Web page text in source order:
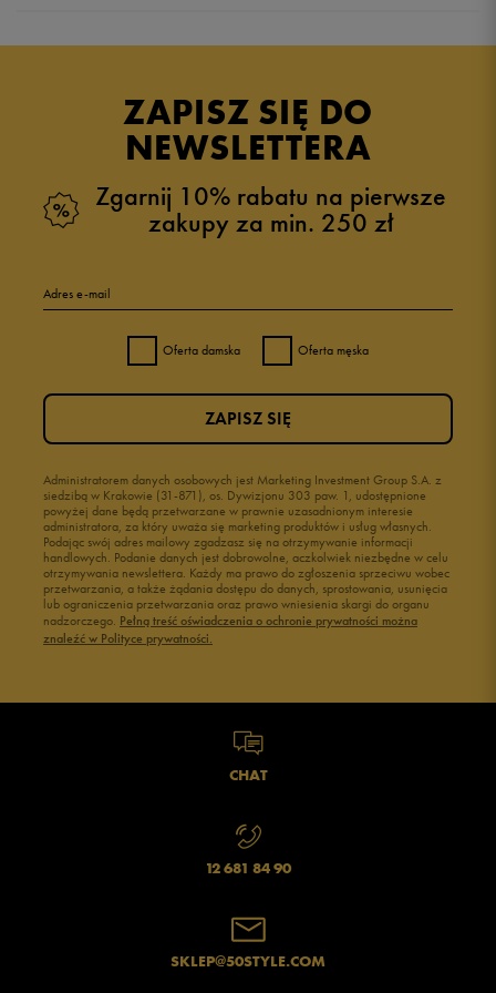
ZAPISZ SIĘ DO
NEWSLETTERA
Zgarnij 10% rabatu na pierwsze
zakupy za min. 250 zł
Adres e-mail
Oferta damska Oferta męska
Administratorem danych osobowych jest Marketing Investment Group S.A. z
siedzibą w Krakowie (31-871), os. Dywizjonu 303 paw. 1, udostępnione
powyżej dane będą przetwarzane w prawnie uzasadnionym interesie
administratora, za który uważa się marketing produktów i usług własnych.
Podając swój adres mailowy zgadzasz się na otrzymywanie informacji
handlowych. Podanie danych jest dobrowolne, aczkolwiek niezbędne w celu
otrzymywania newslettera. Każdy ma prawo do zgłoszenia sprzeciwu wobec
przetwarzania, a także żądania dostępu do danych, sprostowania, usunięcia
lub ograniczenia przetwarzania oraz prawo wniesienia skargi do organu
nadzorczego. Pełną treść oświadczenia o ochronie prywatności można
znaleźć w Polityce prywatności.
ZAPISZ SIĘ
CHAT
12 681 84 90
SKLEP@50STYLE.COM